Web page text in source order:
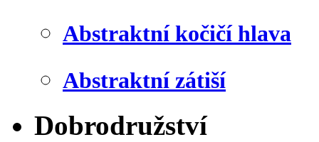
Abstraktní kočičí hlava
Abstraktní zátiší
Dobrodružství